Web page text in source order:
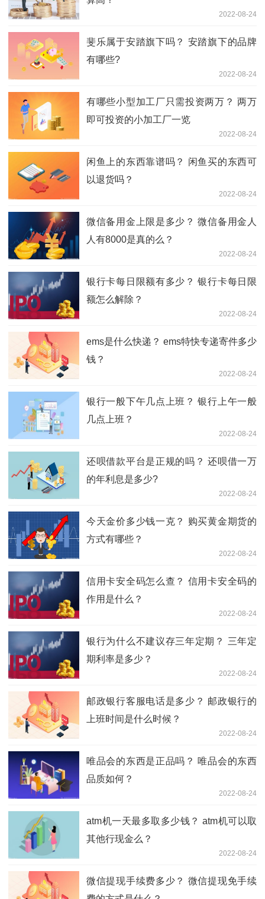
2022-08-24
斐乐属于安踏旗下吗？ 安踏旗下的品牌
有哪些?
2022-08-24
有哪些小型加工厂只需投资两万？ 两万
即可投资的小加工厂一览
2022-08-24
闲鱼上的东西靠谱吗？ 闲鱼买的东西可
以退货吗？
2022-08-24
微信备用金上限是多少？ 微信备用金人
人有8000是真的么？
2022-08-24
银行卡每日限额有多少？ 银行卡每日限
额怎么解除？
2022-08-24
ems是什么快递？ ems特快专递寄件多少
钱？
2022-08-24
银行一般下午几点上班？ 银行上午一般
几点上班？
2022-08-24
还呗借款平台是正规的吗？ 还呗借一万
的年利息是多少?
2022-08-24
今天金价多少钱一克？ 购买黄金期货的
方式有哪些？
2022-08-24
信用卡安全码怎么查？ 信用卡安全码的
作用是什么？
2022-08-24
银行为什么不建议存三年定期？ 三年定
期利率是多少？
2022-08-24
邮政银行客服电话是多少？ 邮政银行的
上班时间是什么时候？
2022-08-24
唯品会的东西是正品吗？ 唯品会的东西
品质如何？
2022-08-24
atm机一天最多取多少钱？ atm机可以取
其他行现金么？
2022-08-24
微信提现手续费多少？ 微信提现免手续